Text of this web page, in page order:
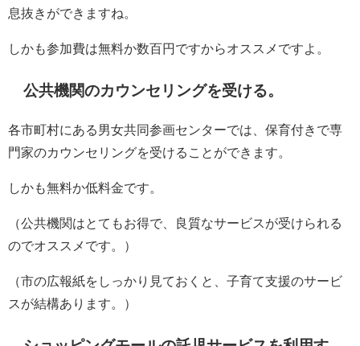
息抜きができますね。
しかも参加費は無料か数百円ですからオススメですよ。
公共機関のカウンセリングを受ける。
各市町村にある男女共同参画センターでは、保育付きで専
門家のカウンセリングを受けることができます。
しかも無料か低料金です。
（公共機関はとてもお得で、良質なサービスが受けられる
のでオススメです。）
（市の広報紙をしっかり見ておくと、子育て支援のサービ
スが結構あります。）